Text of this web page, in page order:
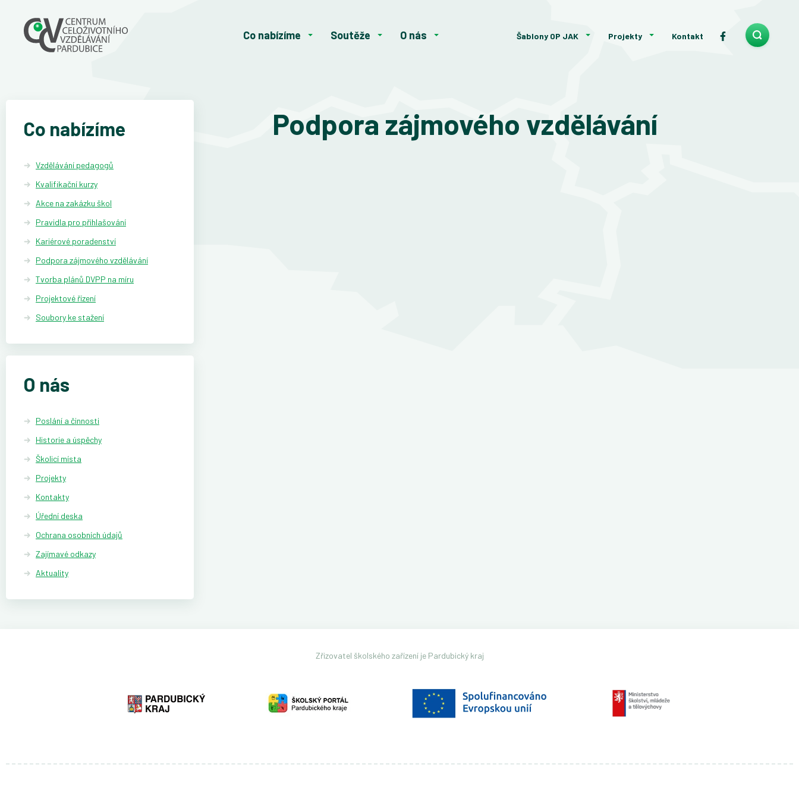
Co nabízíme Soutěže O nás Šablony OP JAK Projekty Kontakt
Co nabízíme
Vzdělávání pedagogů
Kvalifikační kurzy
Akce na zakázku škol
Pravidla pro přihlašování
Kariérové poradenství
Podpora zájmového vzdělávání
Tvorba plánů DVPP na míru
Projektové řízení
Soubory ke stažení
O nás
Poslání a činnosti
Historie a úspěchy
Školicí místa
Projekty
Kontakty
Úřední deska
Ochrana osobních údajů
Zajímavé odkazy
Aktuality
Podpora zájmového vzdělávání
Zřizovatel školského zařízení je Pardubický kraj